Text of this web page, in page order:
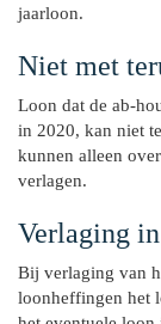
jaarloon.
Niet met
Loon dat de ab-
in 2020, kan niet
kunnen alleen
verlagen.
Verlaging
Bij verlaging van
loonheffingen het